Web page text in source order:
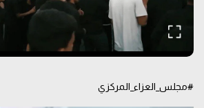
#مجلس_العزاء_المركزي